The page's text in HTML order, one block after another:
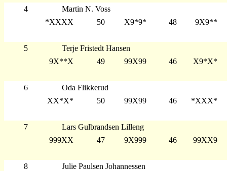
4
Martin N. Voss
*XXXX
50 X9*9* 48 9X9**
5
Terje Fristedt Hansen
9X**X
49 99X99 46 X9*X*
6
Oda Flikkerud
XX*X*
50 99X99 46 *XXX*
7
Lars Gulbrandsen Lilleng
999XX
47 9X999 46 99XX9
8
Julie Paulsen Johannessen